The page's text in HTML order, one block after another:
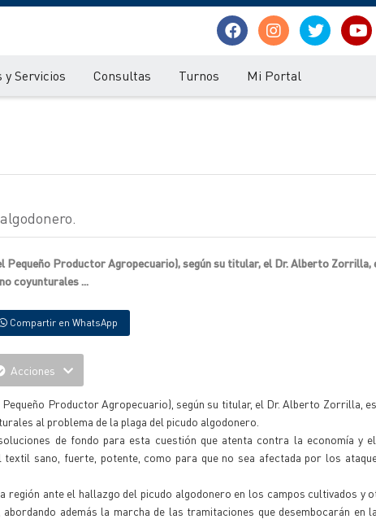
Servicios Consultas Turnos Mi Portal
Productor Agropecuario), según su titular, el Dr. Alberto Zorrilla,
coyunturales ...
Compartir en WhatsApp
Acciones
Productor Agropecuario), según su titular, el Dr. Alberto Zorrilla,
al problema de la plaga del picudo algodonero.
de fondo para esta cuestión que atenta contra la economía y
sano, fuerte, potente, como para que no sea afectada por los
región ante el hallazgo del picudo algodonero en los campos cultivados y
además la marcha de las tramitaciones que desembocarán en